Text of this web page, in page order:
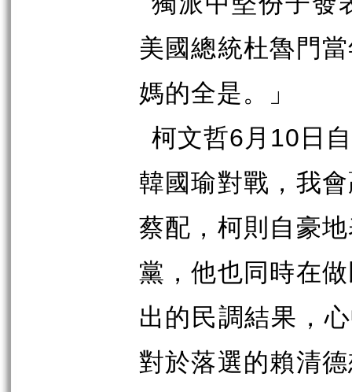
美國總統杜魯門
媽的全是。」
柯文哲6 月 10 日
韓國瑜對戰，我
蔡配，柯則自豪
黨，他也同時在
出的民調結果，
對於落選的賴清